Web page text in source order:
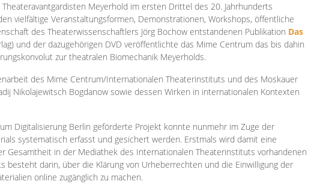
Meyerhold im ersten Drittel des 20. Jahrhunderts
vielfältige Veranstaltungsformen, Demonstrationen, Workshops, öffentliche
des Theaterwissenschaftlers Jörg Bochow entstandenen Publikation Das
und der dazugehörigen DVD veröffentlichte das Mime Centrum das bis dahin
zur theatralen Biomechanik Meyerholds.
eit des Mime Centrum/Internationalen Theaterinstituts und des Moskauer
Nikolajewitsch Bogdanow sowie dessen Wirken in internationalen Kontexten
Digitalisierung Berlin geförderte Projekt konnte nunmehr im Zuge der
systematisch erfasst und gesichert werden. Erstmals wird damit eine
Gesamtheit in der Mediathek des Internationalen Theaterinstituts vorhandenen
besteht darin, über die Klärung von Urheberrechten und die Einwilligung der
online zugänglich zu machen.